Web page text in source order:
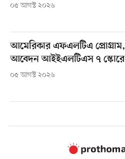
০৫ আগস্ট ২০২৬
আমেরিকার এফএলটিএ প্রোগ্রাম,
আবেদন আইইএলটিএস ৭ স্কোরে
০৫ আগস্ট ২০২৬